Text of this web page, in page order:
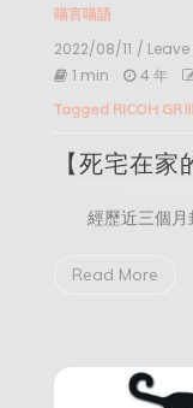
喵言喵語
2022/08/11 /
1 min 4 年
Tagged RICOH GRⅢ
【死宅在家
經歷近三個月
Read More